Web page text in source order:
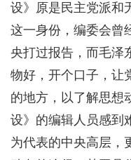
设》原是民主党派和
这一身份，编委会曾
央打过报告，而毛泽
物好，开个口子，让
的地方，以了解思想
设》的编辑人员感到
为代表的中央高层，